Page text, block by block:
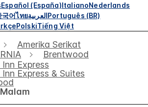
Español (España)ItalianoNederlands
국어ไทยالعربيةPortuguês (BR)
PolskiTiếng Việt
Amerika Serikat
Brentwood
Express
Express & Suites